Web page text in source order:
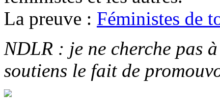
La preuve : Féministes de
NDLR : je ne cherche pas
soutiens le fait de